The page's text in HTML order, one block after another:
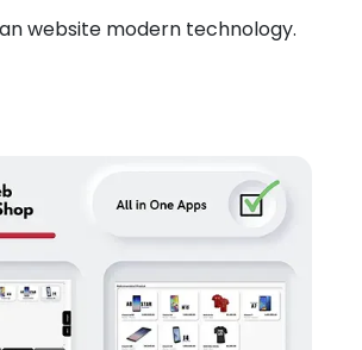
website modern technology.